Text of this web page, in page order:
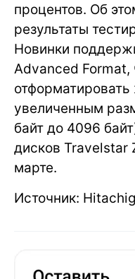
процентов. Об
результаты
Новинки
Advanced Format,
увеличенным
байт до 4096
дисков Travelstar
марте.
Источник: